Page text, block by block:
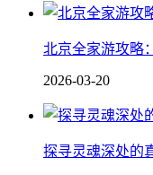
北京全家游攻略
2026-03-20
探寻灵魂深处的